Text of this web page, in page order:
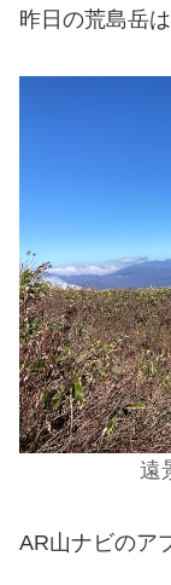
昨日の荒島岳
遠
AR山ナビのア